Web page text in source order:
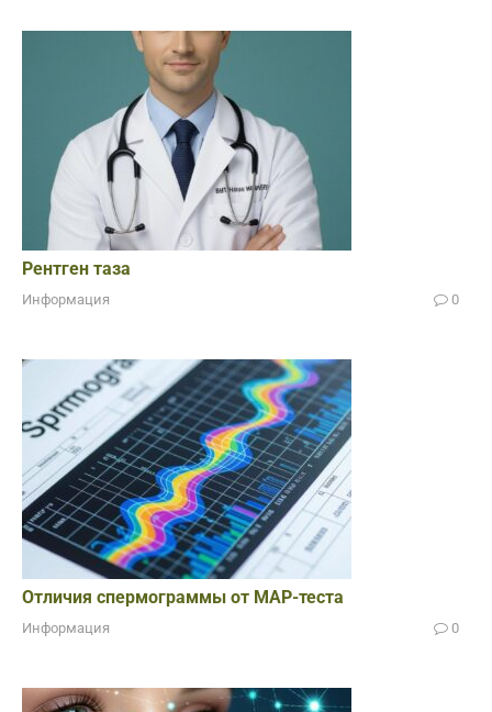
Рентген таза
Информация 0
Отличия спермограммы от МАР-теста
Информация 0